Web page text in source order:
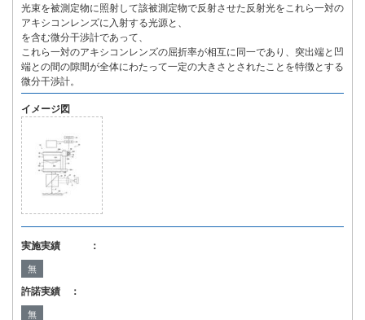
光束を被測定物に照射して該被測定物で反射させた反射光をこれら一対の
アキシコンレンズに入射する光源と、
を含む微分干渉計であって、
これら一対のアキシコンレンズの屈折率が相互に同一であり、突出端と凹
端との間の隙間が全体にわたって一定の大きさとされたことを特徴とする
微分干渉計。
イメージ図
実施実績 ：
無
許諾実績 ：
無